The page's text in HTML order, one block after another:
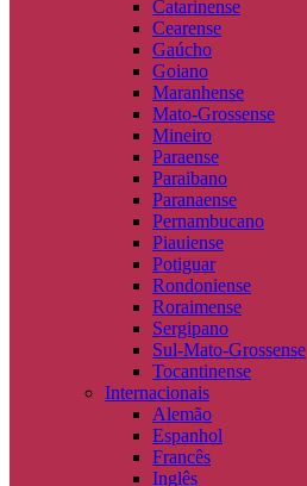
Catarinense
Cearense
Gaúcho
Goiano
Maranhense
Mato-Grossense
Mineiro
Paraense
Paraibano
Paranaense
Pernambucano
Piauiense
Potiguar
Rondoniense
Roraimense
Sergipano
Sul-Mato-Grossense
Tocantinense
Internacionais
Alemão
Espanhol
Francês
Inglês